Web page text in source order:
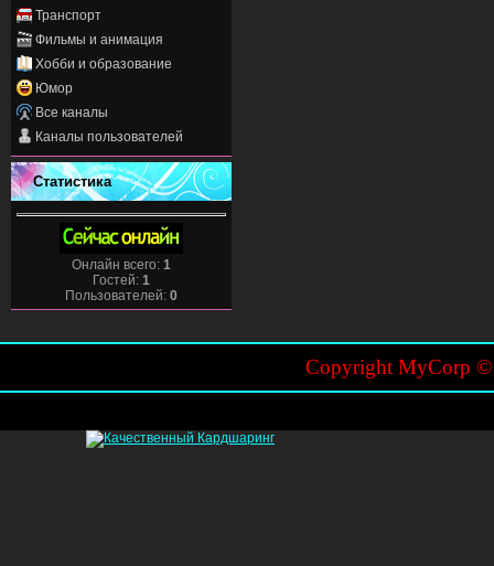
Транспорт
Фильмы и анимация
Хобби и образование
Юмор
Все каналы
Каналы пользователей
Статистика
Онлайн всего: 1
Гостей: 1
Пользователей: 0
Copyright MyCorp